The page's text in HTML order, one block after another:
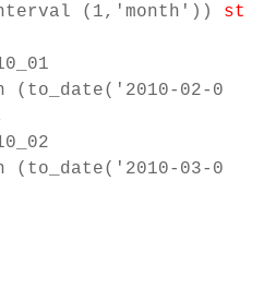
(1,'month')) st
02-0
03-0